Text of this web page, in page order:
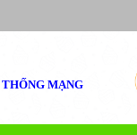
MẠNG